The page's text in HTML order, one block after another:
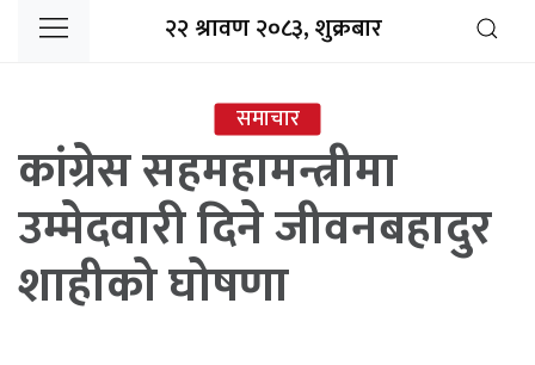
२२ श्रावण २०८३, शुक्रबार
समाचार
कांग्रेस सहमहामन्त्रीमा
उम्मेदवारी दिने जीवनबहादुर
शाहीको घोषणा